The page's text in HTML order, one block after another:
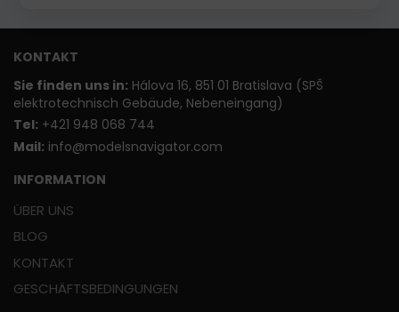
KONTAKT
Sie finden uns in: Hálova 16, 851 01 Bratislava (SPŠ
elektrotechnisch Gebäude, Nebeneingang)
Tel: +421 948 068 744
Mail: info@modelsnavigator.com
INFORMATION
ÜBER UNS
BLOG
KONTAKT
GESCHÄFTSBEDINGUNGEN